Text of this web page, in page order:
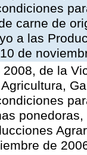
carne de
a las
de
de la
de